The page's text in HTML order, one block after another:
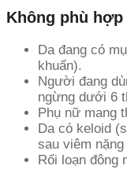
Không phù
Da đang có
khuẩn).
Người đang
ngừng dưới 6
Phụ nữ mang
Da có keloid
sau viêm
Rối loạn đông